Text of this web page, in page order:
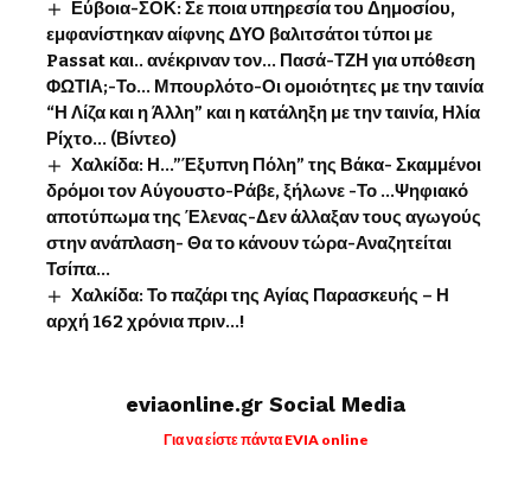
Εύβοια-ΣΟΚ: Σε ποια υπηρεσία του Δημοσίου,
εμφανίστηκαν αίφνης ΔΥΟ βαλιτσάτοι τύποι με
Passat και.. ανέκριναν τον… Πασά-ΤΖΗ για υπόθεση
ΦΩΤΙΑ;-Το… Μπουρλότο-Οι ομοιότητες με την ταινία
“Η Λίζα και η Άλλη” και η κατάληξη με την ταινία, Ηλία
Ρίχτο… (Βίντεο)
Χαλκίδα: Η…”Έξυπνη Πόλη” της Βάκα- Σκαμμένοι
δρόμοι τον Αύγουστο-Ράβε, ξήλωνε -Το …Ψηφιακό
αποτύπωμα της Έλενας-Δεν άλλαξαν τους αγωγούς
στην ανάπλαση- Θα το κάνουν τώρα-Αναζητείται
Τσίπα…
Χαλκίδα: Το παζάρι της Αγίας Παρασκευής – Η
αρχή 162 χρόνια πριν…!
eviaonline.gr Social Media
Για να είστε πάντα EVIA online